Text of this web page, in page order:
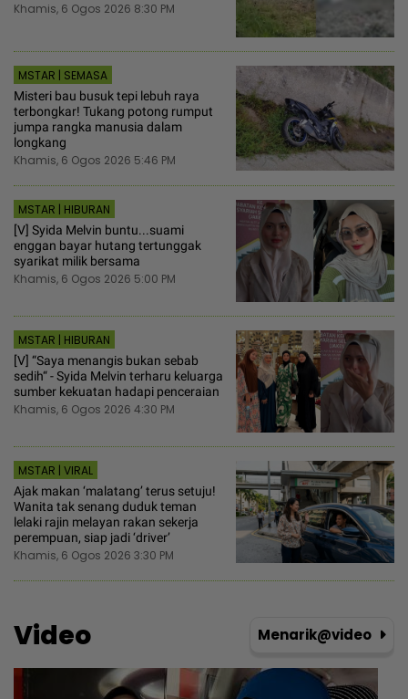
Khamis, 6 Ogos 2026 8:30 PM
MSTAR | SEMASA
Misteri bau busuk tepi lebuh raya
terbongkar! Tukang potong rumput
jumpa rangka manusia dalam
longkang
Khamis, 6 Ogos 2026 5:46 PM
MSTAR | HIBURAN
[V] Syida Melvin buntu...suami
enggan bayar hutang tertunggak
syarikat milik bersama
Khamis, 6 Ogos 2026 5:00 PM
MSTAR | HIBURAN
[V] “Saya menangis bukan sebab
sedih“ - Syida Melvin terharu keluarga
sumber kekuatan hadapi penceraian
Khamis, 6 Ogos 2026 4:30 PM
MSTAR | VIRAL
Ajak makan ‘malatang’ terus setuju!
Wanita tak senang duduk teman
lelaki rajin melayan rakan sekerja
perempuan, siap jadi ‘driver’
Khamis, 6 Ogos 2026 3:30 PM
Video Menarik@video